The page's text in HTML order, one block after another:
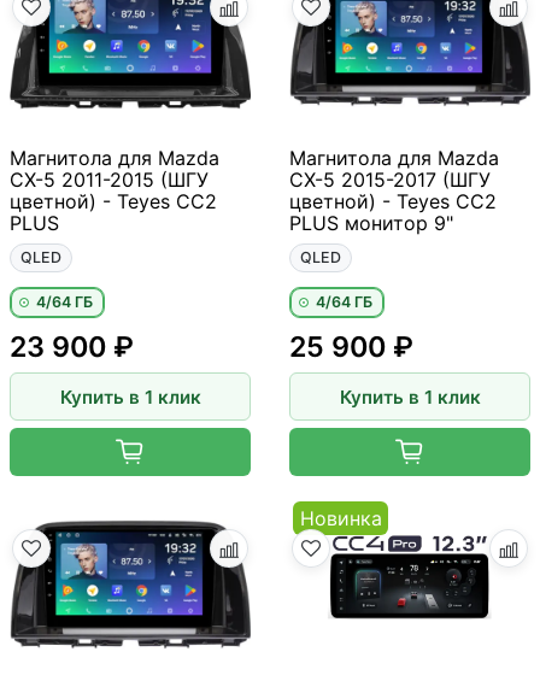
Магнитола для Mazda
CX-5 2011-2015 (ШГУ
цветной) - Teyes CC2
PLUS
QLED
4/64 ГБ
23 900 ₽
Купить в 1 клик
Магнитола для Mazda
CX-5 2015-2017 (ШГУ
цветной) - Teyes CC2
PLUS монитор 9"
QLED
4/64 ГБ
25 900 ₽
Купить в 1 клик
Новинка